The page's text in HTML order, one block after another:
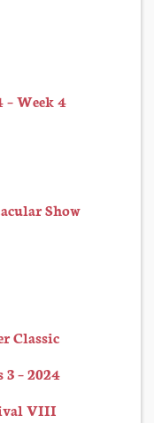
Week 4
Show
Classic
– 2024
VIII